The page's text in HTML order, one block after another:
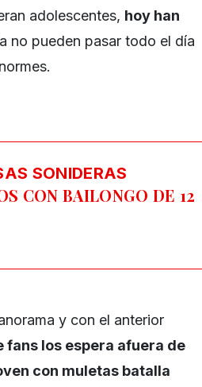
adolescentes, hoy han
no pueden pasar todo el día
SONIDERAS
CON BAILONGO DE 12
y con el anterior
fans los espera afuera de
con muletas batalla